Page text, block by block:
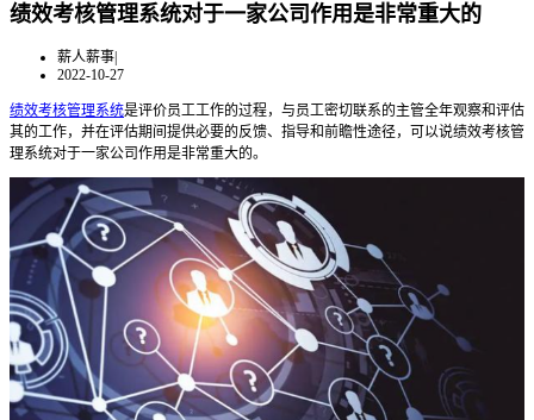
绩效考核管理系统对于一家公司作用是非常重大的
薪人薪事|
2022-10-27
绩效考核管理系统是评价员工工作的过程，与员工密切联系的主管全年观察和评估
其的工作，并在评估期间提供必要的反馈、指导和前瞻性途径，可以说绩效考核管
理系统对于一家公司作用是非常重大的。